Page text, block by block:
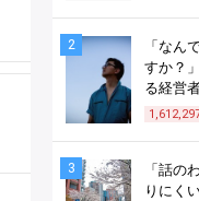
2
「なん
すか？
る経営
3
「話の
りにく